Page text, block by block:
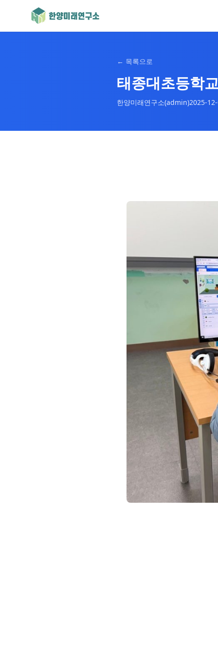
← 목록으로
태종대초등학
한양미래연구소(admin)2025-